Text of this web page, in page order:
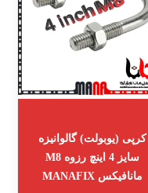
کرپی (یوبولت) گالوانیزه
سایز 4 اینچ رزوه M8
مانافیکس MANAFIX